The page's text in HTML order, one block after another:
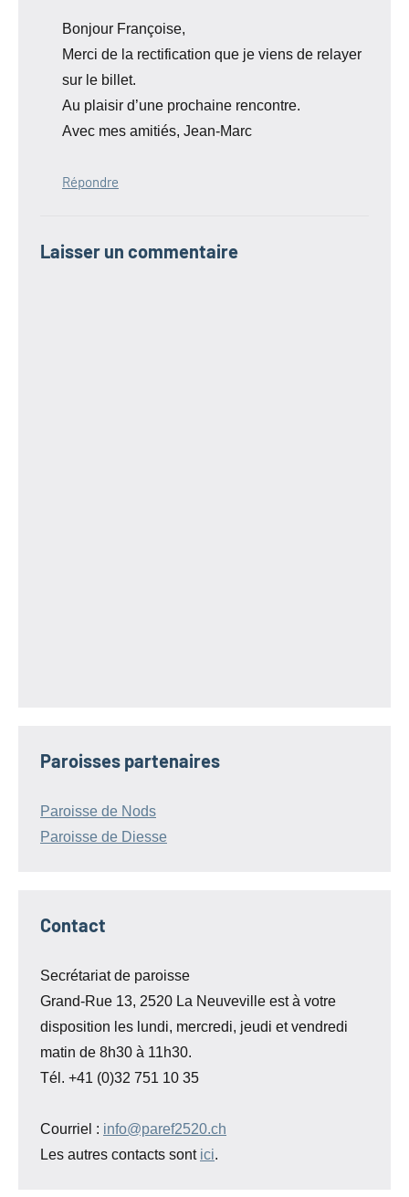
Bonjour Françoise,
Merci de la rectification que je viens de relayer
sur le billet.
Au plaisir d’une prochaine rencontre.
Avec mes amitiés, Jean-Marc
Répondre
Laisser un commentaire
Paroisses partenaires
Paroisse de Nods
Paroisse de Diesse
Contact
Secrétariat de paroisse
Grand-Rue 13, 2520 La Neuveville est à votre
disposition les lundi, mercredi, jeudi et vendredi
matin de 8h30 à 11h30.
Tél. +41 (0)32 751 10 35
Courriel : info@paref2520.ch
Les autres contacts sont ici.